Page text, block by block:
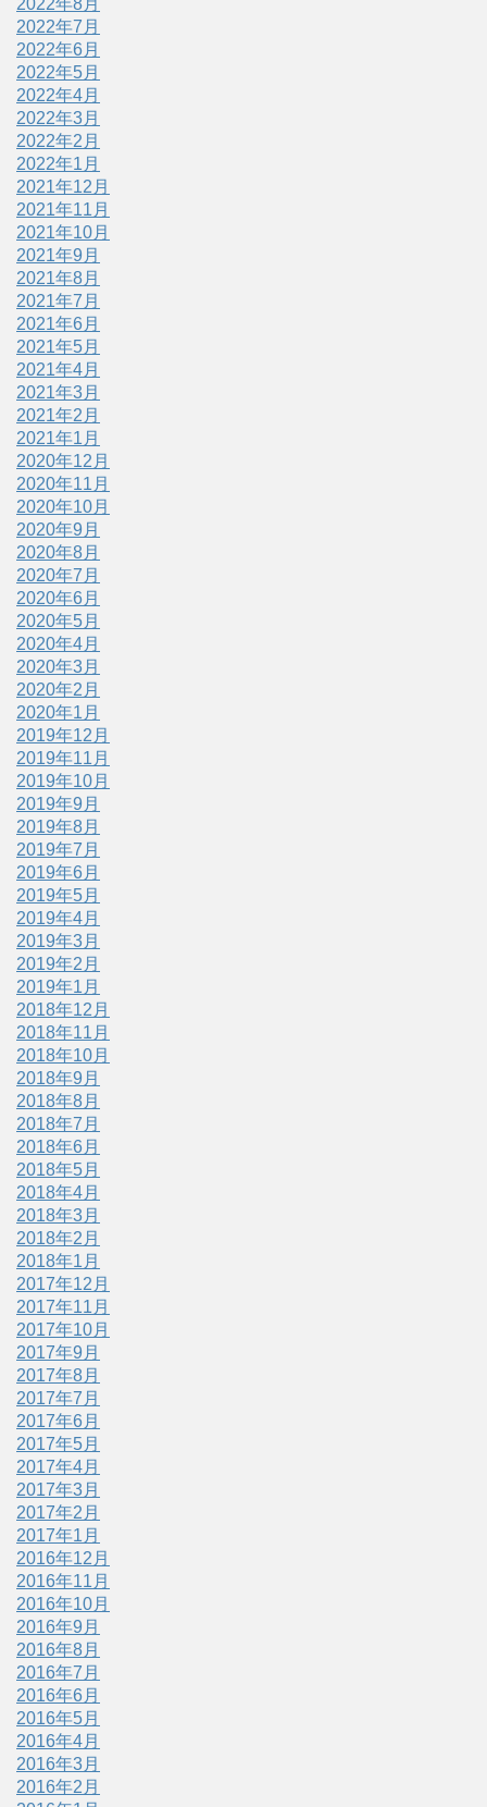
2022年8月
2022年7月
2022年6月
2022年5月
2022年4月
2022年3月
2022年2月
2022年1月
2021年12月
2021年11月
2021年10月
2021年9月
2021年8月
2021年7月
2021年6月
2021年5月
2021年4月
2021年3月
2021年2月
2021年1月
2020年12月
2020年11月
2020年10月
2020年9月
2020年8月
2020年7月
2020年6月
2020年5月
2020年4月
2020年3月
2020年2月
2020年1月
2019年12月
2019年11月
2019年10月
2019年9月
2019年8月
2019年7月
2019年6月
2019年5月
2019年4月
2019年3月
2019年2月
2019年1月
2018年12月
2018年11月
2018年10月
2018年9月
2018年8月
2018年7月
2018年6月
2018年5月
2018年4月
2018年3月
2018年2月
2018年1月
2017年12月
2017年11月
2017年10月
2017年9月
2017年8月
2017年7月
2017年6月
2017年5月
2017年4月
2017年3月
2017年2月
2017年1月
2016年12月
2016年11月
2016年10月
2016年9月
2016年8月
2016年7月
2016年6月
2016年5月
2016年4月
2016年3月
2016年2月